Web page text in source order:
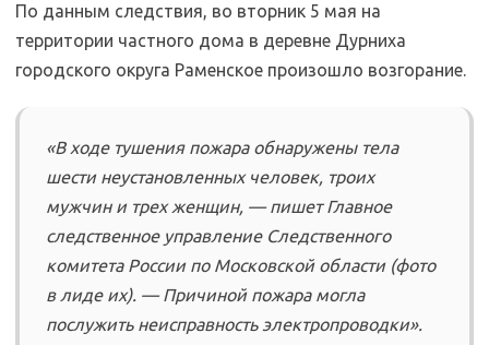
По данным следствия, во вторник 5 мая на
территории частного дома в деревне Дурниха
городского округа Раменское произошло возгорание.
«В ходе тушения пожара обнаружены тела
шести неустановленных человек, троих
мужчин и трех женщин, — пишет Главное
следственное управление Следственного
комитета России по Московской области (фото
в лиде их). — Причиной пожара могла
послужить неисправность электропроводки».